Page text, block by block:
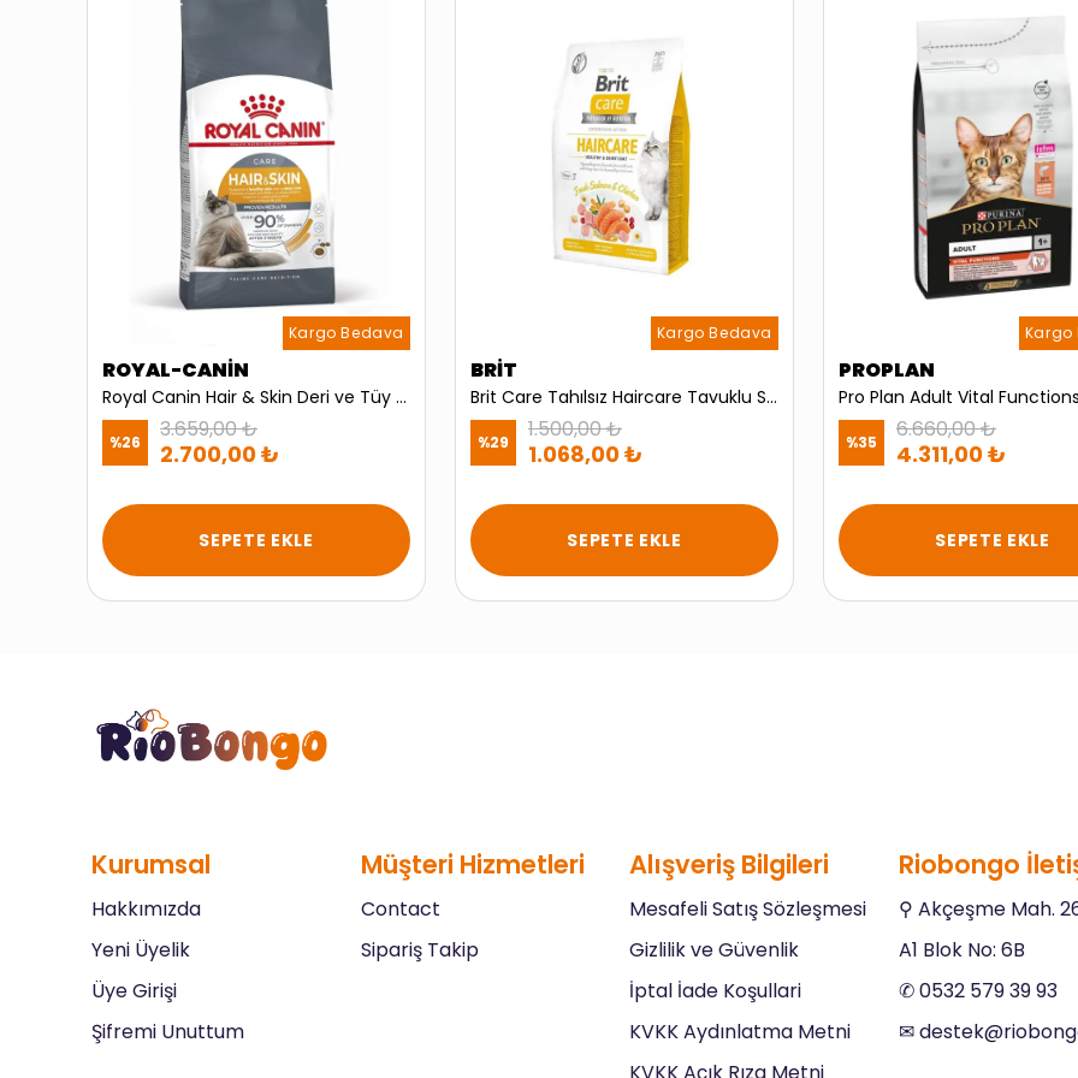
Kargo Bedava
ROYAL-CANİN
Royal Canin Hair & Skin Deri ve Tüy Sağlığı İçin Yetişkin Kedi Maması 4kg
%26 3.659,00 ₺
2.700,00 ₺
SEPETE EKLE
Kargo Bedava
BRİT
Brit Care Tahılsız Haircare Tavuklu Somonlu Kedi Maması 2 Kg
%29 1.500,00 ₺
1.068,00 ₺
SEPETE EKLE
Kargo
PROPLAN
%35 6.660,00 ₺
4.311,00 ₺
SEPETE EKLE
Kurumsal
Hakkımızda
Yeni Üyelik
Üye Girişi
Şifremi Unuttum
Müşteri Hizmetleri
Contact
Sipariş Takip
Alışveriş Bilgileri
Mesafeli Satış Sözleşmesi
Gizlilik ve Güvenlik
İptal İade Koşullari
KVKK Aydınlatma Metni
Riobongo
⚲ Akçeşme Mah.
A1 Blok No: 6B
✆ 0532 579 39 93
✉︎